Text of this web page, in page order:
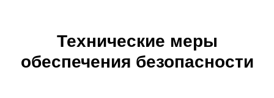
Технические меры
обеспечения безопасности